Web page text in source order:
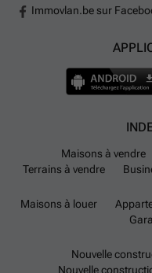
Immovlan.be sur
Maisons à vendre
Terrains à vendre
Maisons à louer
Nouvelle
Nouvelle